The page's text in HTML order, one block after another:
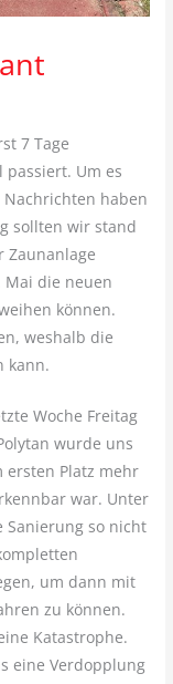
7 Tage
Um es
haben
sollten wir stand
Zaunanlage
Mai die neuen
können.
weshalb die
kann.
Woche Freitag
wurde uns
Platz mehr
war. Unter
Sanierung so nicht
um dann mit
zu können.
Katastrophe.
eine Verdopplung